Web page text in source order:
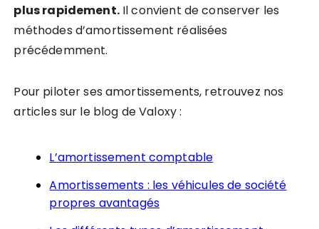
plus rapidement.Il convient de conserver les
méthodes d’amortissement réalisées
précédemment.
Pour piloter ses amortissements, retrouvez nos
articles sur le blog de Valoxy :
L’amortissement comptable
Amortissements : les véhicules de société
propres avantagés